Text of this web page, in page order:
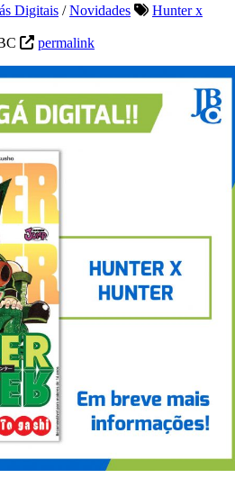
Digitais /Novidades
Hunter x
permalink